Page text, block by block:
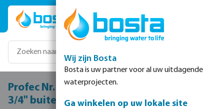
Ga naar de hoofdinhoud
Profec Nr. 241 Verloopring messing 1" x
3/4" buitendraad x binnendraad 30bar
Wij zijn Bosta
Bosta is uw partner voor al uw uitdagende
waterprojecten.
Ga winkelen op uw lokale site